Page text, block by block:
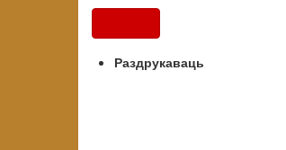
Раздрукаваць